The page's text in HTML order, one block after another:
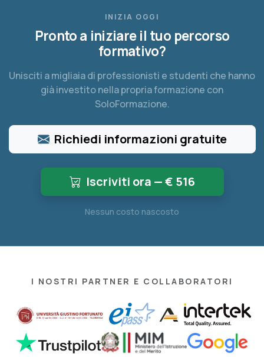
INIZIA OGGI
Pronto a iniziare il tuo percorso
formativo?
Unisciti a migliaia di professionisti e studenti che hanno
già investito nella propria formazione con
SoloFormazione.
Richiedi informazioni gratuite
Iscriviti ora — € 516
Nessun costo nascosto
I NOSTRI PARTNER E COLLABORATORI